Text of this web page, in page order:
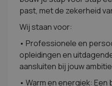
past, met de zekerheid
Wij staan voor:
• Professionele en
opleidingen en
aansluiten bij jouw
• Warm en energiek: